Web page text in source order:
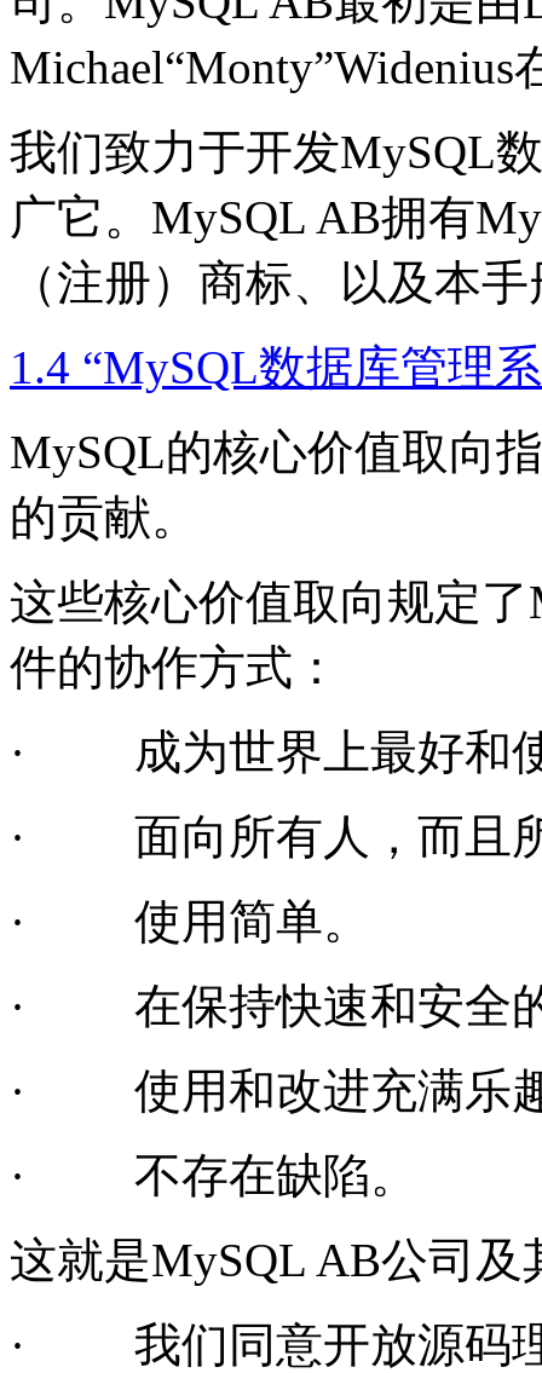
Michael“Monty”Widenius
我们致力于开发MySQL
广它。MySQL AB拥有
（注册）商标、以及本
1.4 “MySQL数据库管理
MySQL的核心价值取向
的贡献。
这些核心价值取向规定
件的协作方式：
·
成为世界上最好和
·
面向所有人，而且
·
使用简单。
·
在保持快速和安全
·
使用和改进充满乐
·
不存在缺陷。
这就是MySQL AB公司
·
我们同意开放源码